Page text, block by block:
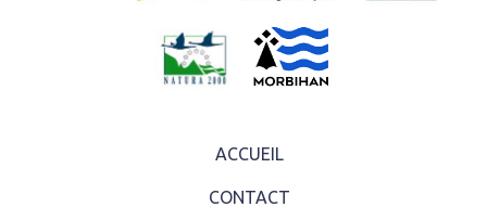
ACCUEIL
CONTACT